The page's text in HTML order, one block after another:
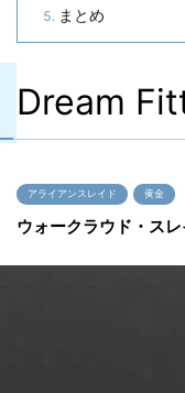
まとめ
Dream
アライアンスレイド 黄金
ウォークラウド・ス